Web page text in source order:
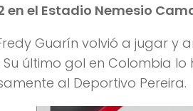
en el Estadio Nemesio
Guarín volvió a jugar y
Su último gol en Colombia
al Deportivo Pereira.